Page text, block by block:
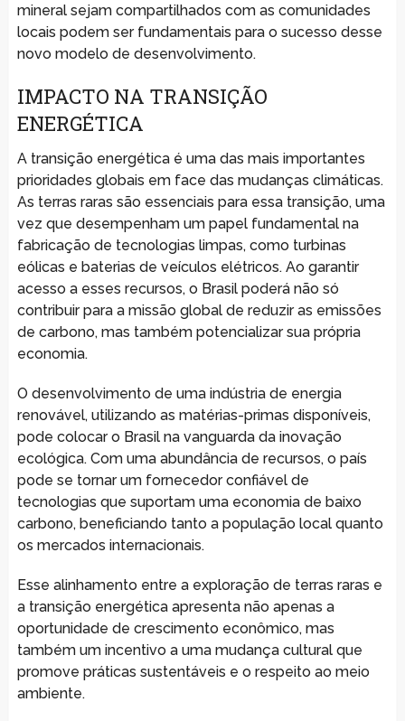
mineral sejam compartilhados com as comunidades
locais podem ser fundamentais para o sucesso desse
novo modelo de desenvolvimento.
IMPACTO NA TRANSIÇÃO
ENERGÉTICA
A transição energética é uma das mais importantes
prioridades globais em face das mudanças climáticas.
As terras raras são essenciais para essa transição, uma
vez que desempenham um papel fundamental na
fabricação de tecnologias limpas, como turbinas
eólicas e baterias de veículos elétricos. Ao garantir
acesso a esses recursos, o Brasil poderá não só
contribuir para a missão global de reduzir as emissões
de carbono, mas também potencializar sua própria
economia.
O desenvolvimento de uma indústria de energia
renovável, utilizando as matérias-primas disponíveis,
pode colocar o Brasil na vanguarda da inovação
ecológica. Com uma abundância de recursos, o país
pode se tornar um fornecedor confiável de
tecnologias que suportam uma economia de baixo
carbono, beneficiando tanto a população local quanto
os mercados internacionais.
Esse alinhamento entre a exploração de terras raras e
a transição energética apresenta não apenas a
oportunidade de crescimento econômico, mas
também um incentivo a uma mudança cultural que
promove práticas sustentáveis e o respeito ao meio
ambiente.